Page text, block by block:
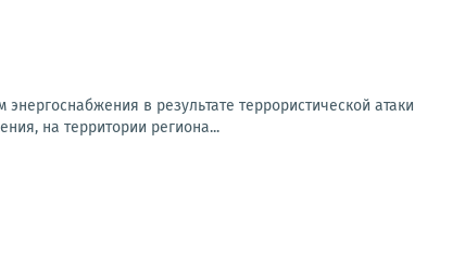
в результате террористической атаки
на территории региона...